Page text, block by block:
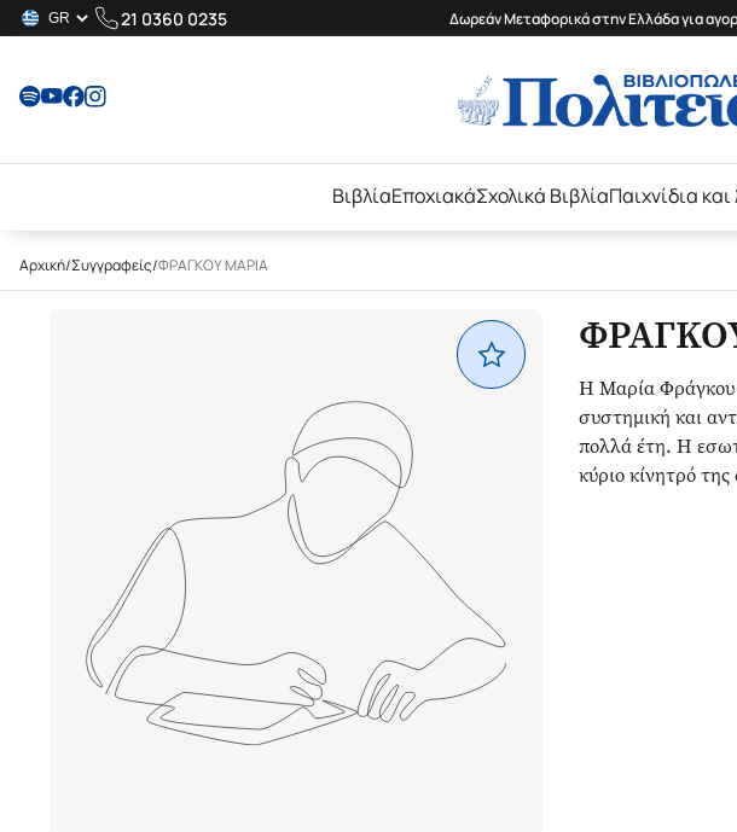
21 0360 0235 Δωρεάν Μεταφορικά στην Ελλάδα για
ΒιβλίαΕποχιακάΣχολικά ΒιβλίαΠαιχνίδια
Αρχική/Συγγραφείς/ΦΡΑΓΚΟΥ ΜΑΡΙΑ
Η Μαρία Φράγκου
συστημική και
πολλά έτη. Η
κύριο κίνητρό